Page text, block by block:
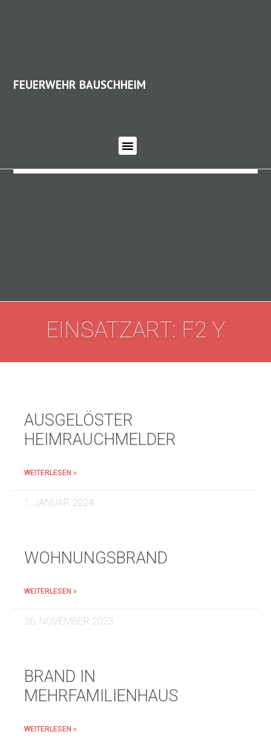
FEUERWEHR BAUSCHHEIM
EINSATZART: F2 Y
AUSGELÖSTER
HEIMRAUCHMELDER
WEITERLESEN »
1. JANUAR 2024
WOHNUNGSBRAND
WEITERLESEN »
26. NOVEMBER 2023
BRAND IN
MEHRFAMILIENHAUS
WEITERLESEN »